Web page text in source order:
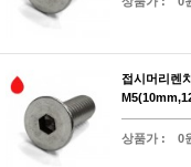
접시머리렌
상품가 : 0